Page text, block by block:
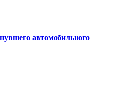
автомобильного